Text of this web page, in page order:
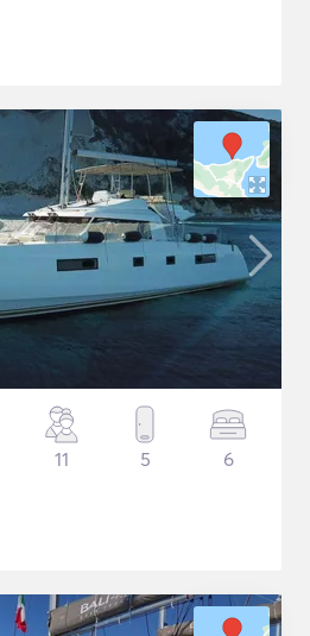
11 5 6